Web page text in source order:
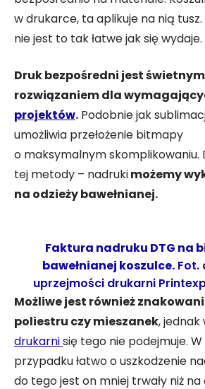
w drukarce, ta aplikuje na nią
nie jest to tak łatwe jak się wydaje.
Druk bezpośredni jest świetnym
rozwiązaniem dla
projektów. Podobnie jak
umożliwia przełożenie bitmapy
o maksymalnym skomplikowaniu.
tej metody – nadrukimożemy
na odzieży bawełnianej.
Faktura nadruku DTG na
bawełnianej koszulce. Fot.
uprzejmości drukarni
Możliwe jest również
poliestru czy mieszanek, jednak
drukarnisię tego nie podejmuje.
przypadku łatwo o uszkodzenie
do tego jest on mniej trwały niż na